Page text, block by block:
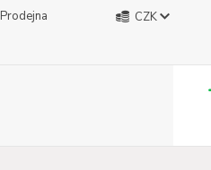
Prodejna
CZK